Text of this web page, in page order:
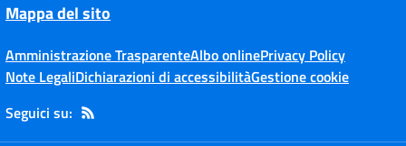
Mappa del sito
Amministrazione TrasparenteAlbo onlinePrivacy Policy
Note LegaliDichiarazioni di accessibilitàGestione cookie
Seguici su: